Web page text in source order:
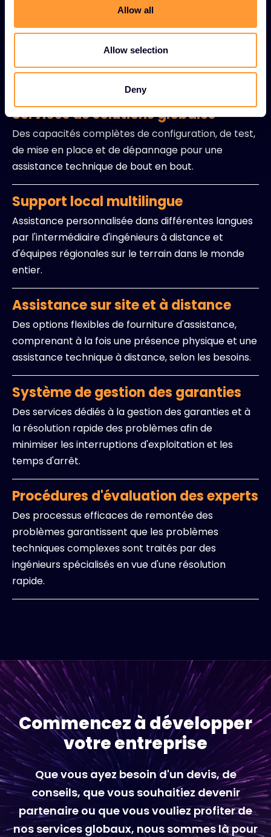
Allow all
Allow selection
Deny
Disponibilité mondiale 24/7/365
Assistance technique 24 heures sur 24 par
l'intermédiaire de 5 centres d'assistance mondiaux
dotés d'ingénieurs, avec résolution proactive des
Services de solutions globales
Des capacités complètes de configuration, de test,
de mise en place et de dépannage pour une
assistance technique de bout en bout.
Support local multilingue
Assistance personnalisée dans différentes langues
par l'intermédiaire d'ingénieurs à distance et
d'équipes régionales sur le terrain dans le monde
entier.
Assistance sur site et à distance
Des options flexibles de fourniture d'assistance,
comprenant à la fois une présence physique et une
assistance technique à distance, selon les besoins.
Système de gestion des garanties
Des services dédiés à la gestion des garanties et à
la résolution rapide des problèmes afin de
minimiser les interruptions d'exploitation et les
temps d'arrêt.
Procédures d'évaluation des experts
Des processus efficaces de remontée des
problèmes garantissent que les problèmes
techniques complexes sont traités par des
ingénieurs spécialisés en vue d'une résolution
rapide.
Commencez à développer
votre entreprise
Que vous ayez besoin d'un devis, de
conseils, que vous souhaitiez devenir
partenaire ou que vous vouliez profiter de
nos services globaux, nous sommes là pour